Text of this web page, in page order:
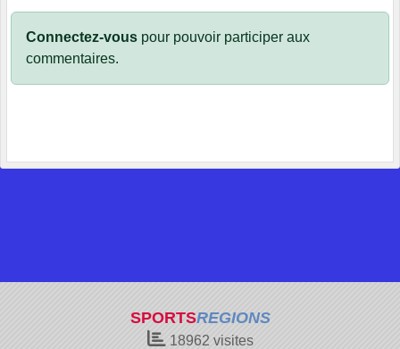
Connectez-vous pour pouvoir participer aux
commentaires.
SPORTSREGIONS
18962 visites